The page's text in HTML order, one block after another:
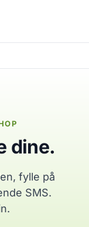
dine.
fylle på
SMS.